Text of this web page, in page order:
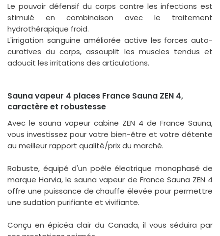
Le pouvoir défensif du corps contre les infections est
stimulé en combinaison avec le traitement
hydrothérapique froid.
L'irrigation sanguine améliorée active les forces auto-
curatives du corps, assouplit les muscles tendus et
adoucit les irritations des articulations.
Sauna vapeur 4 places France Sauna ZEN 4,
caractère et robustesse
Avec le sauna vapeur cabine ZEN 4 de France Sauna,
vous investissez pour votre bien-être et votre détente
au meilleur rapport qualité/prix du marché.
Robuste, équipé d'un poêle électrique monophasé de
marque Harvia, le sauna vapeur de France Sauna ZEN 4
offre une puissance de chauffe élevée pour permettre
une sudation purifiante et vivifiante.
Conçu en épicéa clair du Canada, il vous séduira par